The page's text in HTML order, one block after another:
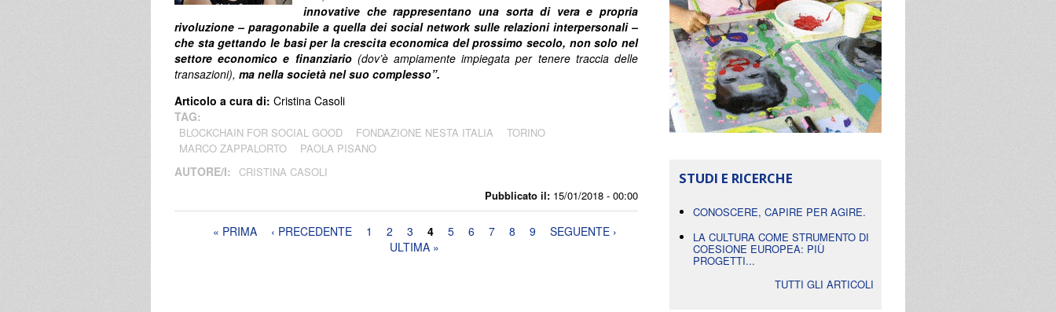
Pubblicato il: 15/01/2018 - 00:00
innovative che rappresentano una sorta di vera e propria
rivoluzione – paragonabile a quella dei social network sulle relazioni interpersonali –
che sta gettando le basi per la crescita economica del prossimo secolo, non solo nel
settore economico e finanziario (dov’è ampiamente impiegata per tenere traccia delle
transazioni), ma nella società nel suo complesso”.
Articolo a cura di: Cristina Casoli
TAG:
BLOCKCHAIN FOR SOCIAL GOOD FONDAZIONE NESTA ITALIA
TORINO
MARCO ZAPPALORTO
PAOLA PISANO
AUTORE/I: CRISTINA CASOLI
Pagine« PRIMA ‹ PRECEDENTE 1 2 3 4 5 6 7 8 9
SEGUENTE ›
ULTIMA »
STUDI E RICERCHE
CONOSCERE, CAPIRE PER AGIRE.
LA CULTURA COME STRUMENTO DI
COESIONE EUROPEA: PIÙ
PROGETTI...
TUTTI GLI ARTICOLI